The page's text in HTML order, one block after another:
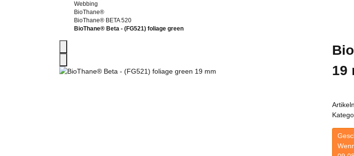
Webbing
BioThane®
BioThane® BETA 520
BioThane® Beta - (FG521) foliage green
19